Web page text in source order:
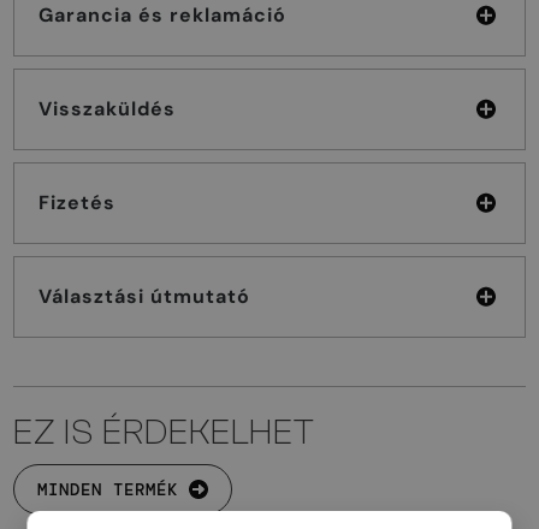
Garancia és reklamáció
Visszaküldés
Fizetés
Választási útmutató
EZ IS ÉRDEKELHET
MINDEN TERMÉK